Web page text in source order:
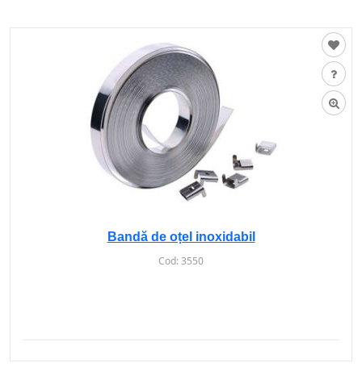
Bandă de oțel inoxidabil
Cod:3550